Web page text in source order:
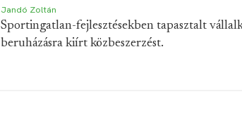
Jandó Zoltán
Sportingatlan-fejlesztésekben tapasztalt
beruházásra kiírt közbeszerzést.